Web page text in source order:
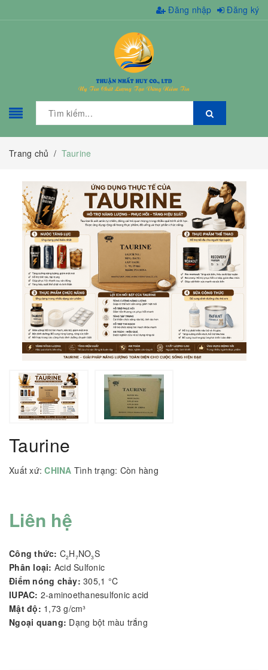
Đăng nhập Đăng ký
Trang chủ / Taurine
Taurine
Xuất xứ: CHINA Tình trạng: Còn hàng
Liên hệ
Công thức: C2H7NO3S
Phân loại: Acid Sulfonic
Điểm nóng chảy: 305,1 °C
IUPAC: 2-aminoethanesulfonic acid
Mật độ: 1,73 g/cm³
Ngoại quang: Dạng bột màu trắng